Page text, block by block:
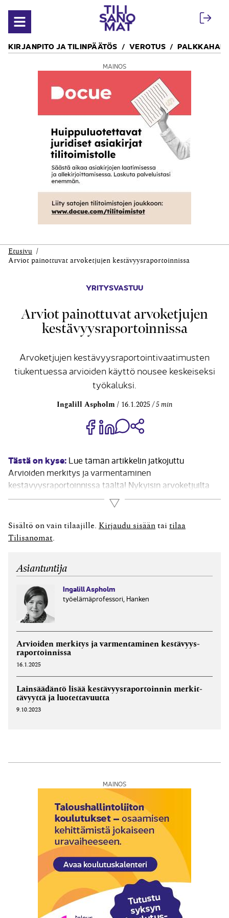
Avaa valikko
KIRJANPITO JA TILINPÄÄTÖS VEROTUS
MAINOS
Etusivu
Arviot painottuvat arvo­ketjujen kestävyys­raportoinnissa
YRITYSVASTUU
Arviot painottuvat arvo­ketjujen
kestävyys­raportoinnissa
Arvoketjujen kestävyysraportointivaatimusten
tiukentuessa arvioiden käyttö nousee keskeiseksi
työkaluksi.
Ingalill Aspholm 16.1.2025 5 min
Jaa Share on Facebook
Jaa Share on LinkedIn
Jaa WhatsApp-viestinä
Tästä on kyse: Lue tämän artikkelin jatkojuttu
Arvioiden merkitys ja varmentaminen
kestävyysraportoinnissa täältä! Nykyisin arvoketjuilta
odotetaan yhä tarkempaa ja läpinäkyvämpää
raportointia erityisesti suuryritysten
kestävyysraporteissa, mikä johtuu sekä
sääntelyvaatimuksista että sidosryhmien kasvavista
eivät usein pysty tuottamaan...
Lue lisää
Sisältö on vain tilaajille. Kirjaudu sisään tai tilaa
Tilisanomat
Asiantuntija
Ingalill Aspholm
työelämäprofessori, Hanken
Arvioiden merkitys ja varmen­taminen kestävyys­
raportoinnissa
16.1.2025
Lain­säädäntö lisää kestävyys­raportoinnin merkit­
tävyyttä ja luotet­tavuutta
9.10.2023
MAINOS